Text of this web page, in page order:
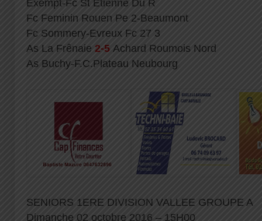
Exempt-Fc St Etienne Du R
Fc Feminin Rouen Pe 2-Beaumont
Fc Sommery-Evreux Fc 27 3
As La Frênaie 2-5 Achard Roumois Nord
As Buchy-F.C.Plateau Neubourg
SENIORS 1ERE DIVISION VALLEE GROUPE A
Dimanche 02 octobre 2016 – 15H00